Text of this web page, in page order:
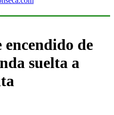
de
suelta a